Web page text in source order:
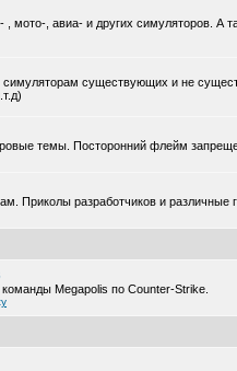
мото-, авиа- и других симуляторов. А
существующих и не
темы. Посторонний флейм
Приколы разработчиков и различные
Megapolis по Counter-Strike.